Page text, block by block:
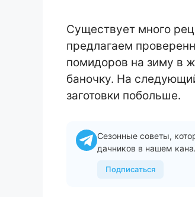
Существует много
предлагаем
помидоров на зиму в
баночку. На
заготовки побольше.
Сезонные советы,
дачников в нашем
Подписаться